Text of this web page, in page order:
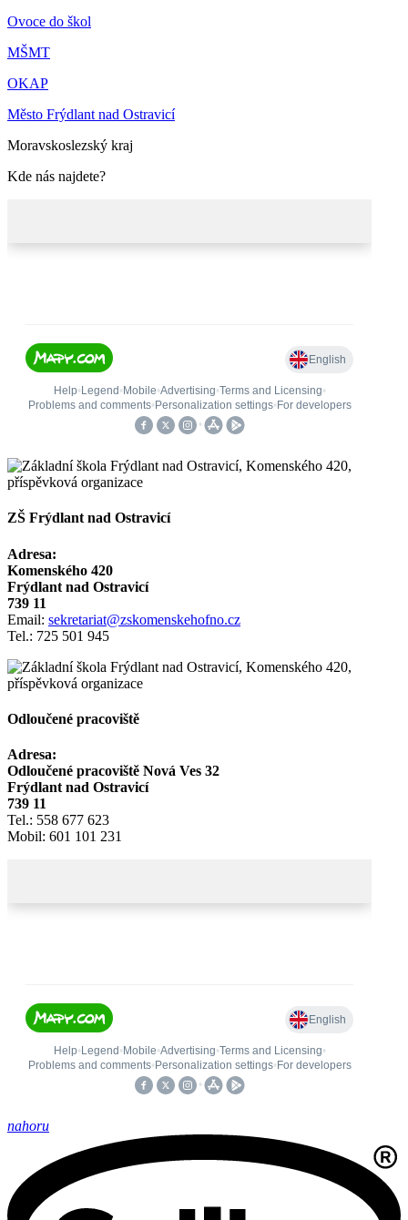
Ovoce do škol
MŠMT
OKAP
Město Frýdlant nad Ostravicí
Moravskoslezský kraj
Kde nás najdete?
ZŠ Frýdlant nad Ostravicí
Adresa:
Komenského 420
Frýdlant nad Ostravicí
739 11
Email: sekretariat@zskomenskehofno.cz
Tel.: 725 501 945
Odloučené pracoviště
Adresa:
Odloučené pracoviště Nová Ves 32
Frýdlant nad Ostravicí
739 11
Tel.: 558 677 623
Mobil: 601 101 231
nahoru